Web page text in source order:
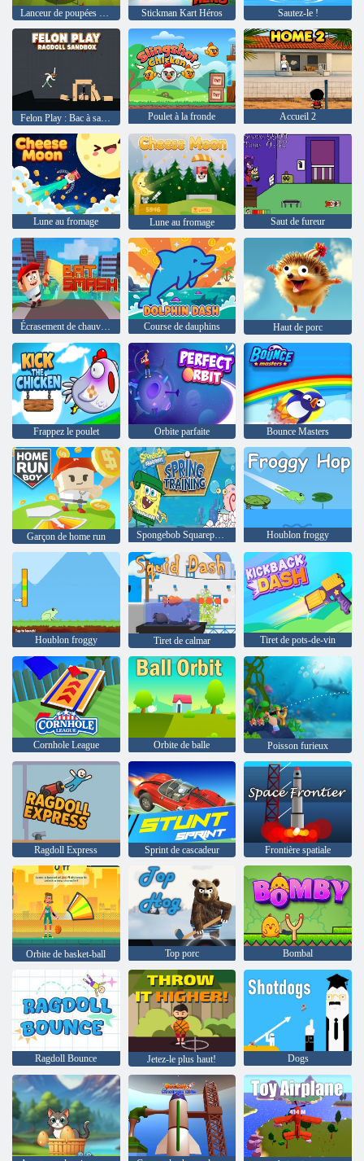
Stickman Kart Héros Sautez-le !
Poulet à la fronde Accueil 2
Lune au fromage Lune au fromage Saut de fureur
Écrasement de chauve-souris Course de dauphins Haut de porc
Frappez le poulet Orbite parfaite Bounce Masters
Garçon de home run Spongebob Squarepants Spring Training Houblon froggy
Houblon froggy Tiret de calmar Tiret de pots-de-vin
Cornhole League Orbite de balle Poisson furieux
Ragdoll Express Sprint de cascadeur Frontière spatiale
Orbite de basket-ball Top porc Bombal
Ragdoll Bounce Jetez-le plus haut! Dogs